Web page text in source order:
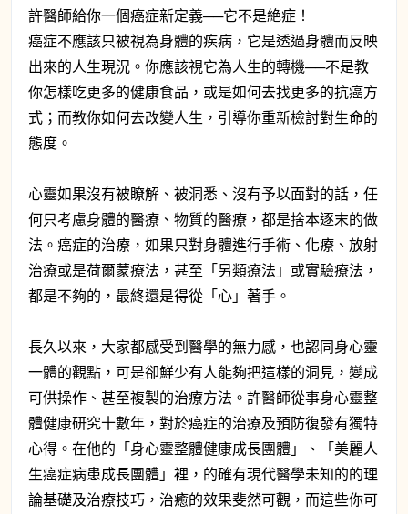
許醫師給你一個癌症新定義──它不是絶症！
癌症不應該只被視為身體的疾病，它是透過身體而反映
出來的人生現況。你應該視它為人生的轉機──不是教
你怎樣吃更多的健康食品，或是如何去找更多的抗癌方
式；而教你如何去改變人生，引導你重新檢討對生命的
態度。
心靈如果沒有被瞭解、被洞悉、沒有予以面對的話，任
何只考慮身體的醫療、物質的醫療，都是捨本逐末的做
法。癌症的治療，如果只對身體進行手術、化療、放射
治療或是荷爾蒙療法，甚至「另類療法」或實驗療法，
都是不夠的，最終還是得從「心」著手。
長久以來，大家都感受到醫學的無力感，也認同身心靈
一體的觀點，可是卻鮮少有人能夠把這樣的洞見，變成
可供操作、甚至複製的治療方法。許醫師從事身心靈整
體健康研究十數年，對於癌症的治療及預防復發有獨特
心得。在他的「身心靈整體健康成長團體」、「美麗人
生癌症病患成長團體」裡，的確有現代醫學未知的的理
論基礎及治療技巧，治癒的效果斐然可觀，而這些你可